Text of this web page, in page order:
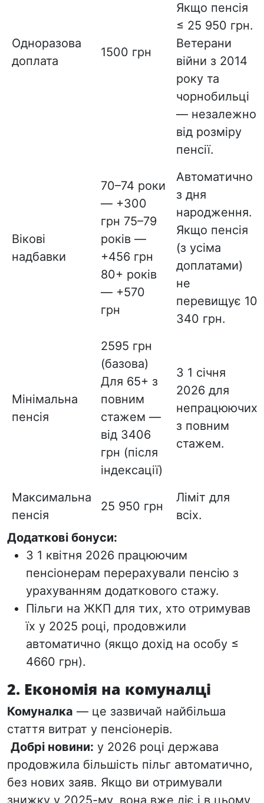
Одноразова
доплата
1500 грн
Якщо пенсія
≤ 25 950 грн.
Ветерани
війни з 2014
року та
чорнобильці
— незалежно
від розміру
пенсії.
Вікові
надбавки
70–74 роки
— +300
грн 75–79
років —
+456 грн
80+ років
— +570
грн
Автоматично
з дня
народження.
Якщо пенсія
(з усіма
доплатами)
не
перевищує 10
340 грн.
Мінімальна
пенсія
2595 грн
(базова)
Для 65+ з
повним
стажем —
від 3406
грн (після
індексації)
З 1 січня
2026 для
непрацюючих
з повним
стажем.
Максимальна
пенсія
25 950 грн
Ліміт для
всіх.
Додаткові бонуси:
З 1 квітня 2026 працюючим
пенсіонерам перерахували пенсію з
урахуванням додаткового стажу.
Пільги на ЖКП для тих, хто отримував
їх у 2025 році, продовжили
автоматично (якщо дохід на особу ≤
4660 грн).
2. Економія на комуналці
Комуналка — це зазвичай найбільша
стаття витрат у пенсіонерів.
Добрі новини: у 2026 році держава
продовжила більшість пільг автоматично,
без нових заяв. Якщо ви отримували
знижку у 2025-му, вона вже діє і в цьому